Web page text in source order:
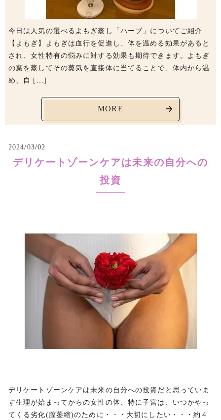
今日は人気の選べるよもぎ蒸し「ハーブ」についてご紹介
【よもぎ】よもぎは血行を促進し、体を温める効果があると
され、女性特有の悩みに対する効果も期待できます。よもぎ
の葉を蒸してその蒸気を直接体に当てることで、体内から温
め、自 […]
MORE
2024/03/02
デリケートゾーンケアは未来の自分への
投資
デリケートゾーンケアは未来の自分への投資だと思っていま
す生理が始まってからの女性の体、特に子宮は、いつかやっ
てくる劣化(膣萎縮)のために・・・大切にしたい・・・約４